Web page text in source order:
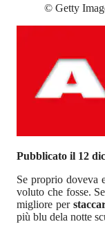
© Getty
Pubblicato il 12
Se proprio doveva
voluto che fosse.
migliore per
più blu dela notte